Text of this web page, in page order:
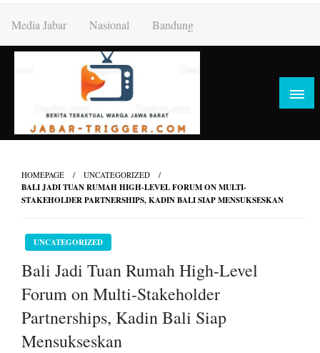
content
Media Jabar Nasional Bandung
HOMEPAGE UNCATEGORIZED
BALI JADI TUAN RUMAH HIGH-LEVEL FORUM ON MULTI-
STAKEHOLDER PARTNERSHIPS, KADIN BALI SIAP MENSUKSESKAN
UNCATEGORIZED
Bali Jadi Tuan Rumah High-Level
Forum on Multi-Stakeholder
Partnerships, Kadin Bali Siap
Mensukseskan